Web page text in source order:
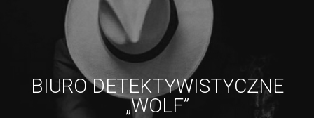
BIURO DETEKTYWISTYCZNE
„WOLF”